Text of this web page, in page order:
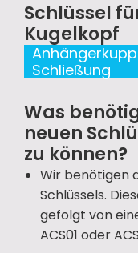
Schlüssel
Kugelkopf
Schließung
Was
neuen
zu können?
Wir benötigen
Schlüssels.
gefolgt von
ACS01 oder